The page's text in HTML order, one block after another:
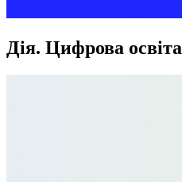
Дія. Цифрова освіта